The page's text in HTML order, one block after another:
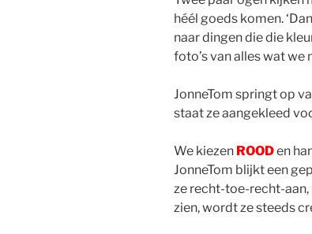
héél goeds komen.
naar dingen die die
foto’s van alles wat we
JonneTom springt op
staat ze aangekleed
We kiezen ROODen
JonneTom blijkt een
ze recht-toe-recht-aan,
zien, wordt ze steeds